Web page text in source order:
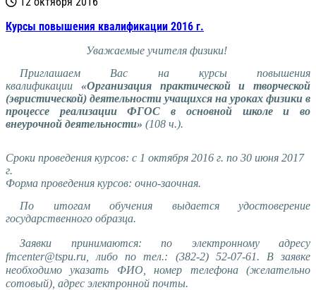
Курсы повышения квалификации 2016 г.
Уважаемые учителя физики!
Приглашаем Вас на курсы повышения
квалификации «Организация практической и творческой
(эвристической) деятельности учащихся на уроках физики в
процессе реализации ФГОС в основной школе и во
внеурочной деятельности» (108 ч.).
Сроки проведения курсов: с 1 октября 2016 г. по 30 июня 2017
г.
Форма проведения курсов: очно-заочная.
По итогам обучения выдается удостоверение
государственного образца.
Заявки принимаются: по электронному адресу
fmcenter@tspu.ru, либо по тел.: (382-2) 52-07-61. В заявке
необходимо указать ФИО, номер телефона (желательно
сотовый), адрес электронной почты.